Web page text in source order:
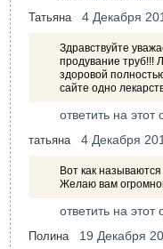
Татьяна 4 Декабря
Здравствуйте
продувание труб!!!
здоровой
сайте одно
ответить на этот
татьяна 4 Декабря
Вот как называются
Желаю вам
ответить на этот
Полина 19 Декабря